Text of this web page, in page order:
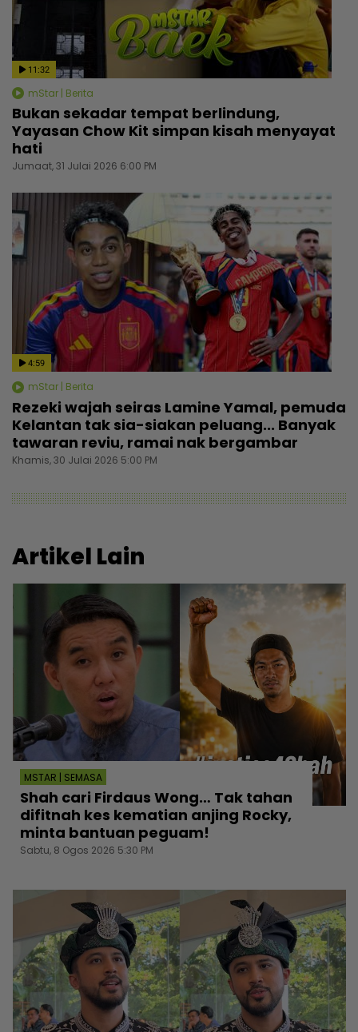
11:32
mStar | Berita
Bukan sekadar tempat berlindung,
Yayasan Chow Kit simpan kisah menyayat
hati
Jumaat, 31 Julai 2026 6:00 PM
4:59
mStar | Berita
Rezeki wajah seiras Lamine Yamal, pemuda
Kelantan tak sia-siakan peluang... Banyak
tawaran reviu, ramai nak bergambar
Khamis, 30 Julai 2026 5:00 PM
Artikel Lain
MSTAR | SEMASA
Shah cari Firdaus Wong… Tak tahan
difitnah kes kematian anjing Rocky,
minta bantuan peguam!
Sabtu, 8 Ogos 2026 5:30 PM